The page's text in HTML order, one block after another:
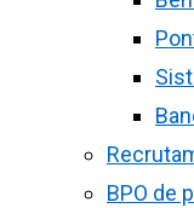
BPO de